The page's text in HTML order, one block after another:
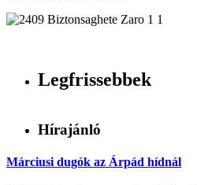
Legfrissebbek
Hírajánló
Márciusi dugók az Árpád hídnál